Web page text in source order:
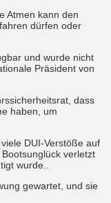
Atmen kann den
dürfen oder
und wurde nicht
Präsident von
dass
haben, um
DUI-Verstöße auf
verletzt
wurde..
gewartet, und sie